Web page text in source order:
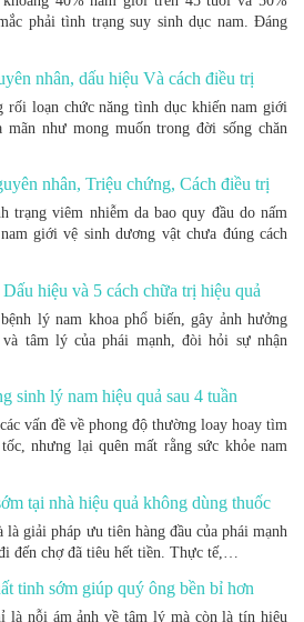
phải tình trạng suy sinh dục nam. Đáng
nhân, dấu hiệu Và cách điều trị
rối loạn chức năng tình dục khiến nam giới
mãn như mong muốn trong đời sống chăn
nhân, Triệu chứng, Cách điều trị
trạng viêm nhiễm da bao quy đầu do nấm
giới vệ sinh dương vật chưa đúng cách
hiệu và 5 cách chữa trị hiệu quả
lý nam khoa phổ biến, gây ảnh hưởng
tâm lý của phái mạnh, đòi hỏi sự nhận
sinh lý nam hiệu quả sau 4 tuần
vấn đề về phong độ thường loay hoay tìm
nhưng lại quên mất rằng sức khỏe nam
tại nhà hiệu quả không dùng thuốc
giải pháp ưu tiên hàng đầu của phái mạnh
đến chợ đã tiêu hết tiền. Thực tế,…
tinh sớm giúp quý ông bền bỉ hơn
là nỗi ám ảnh về tâm lý mà còn là tín hiệu